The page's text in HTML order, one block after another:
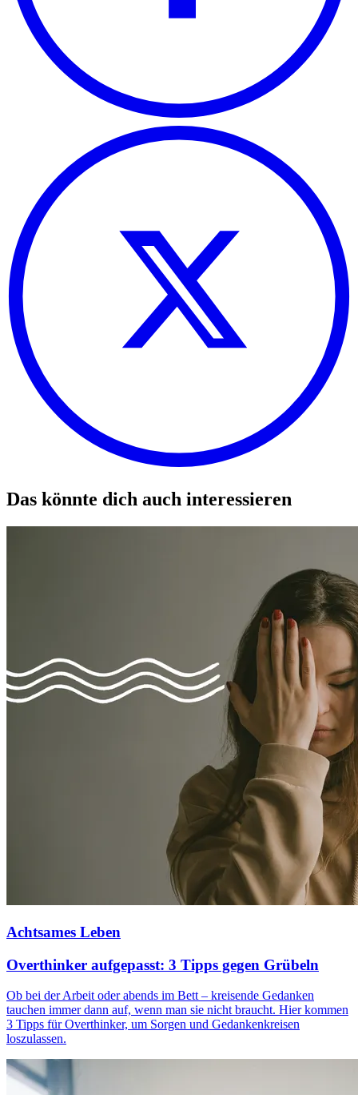
Das könnte dich auch interessieren
Achtsames Leben
Overthinker aufgepasst: 3 Tipps gegen Grübeln
Ob bei der Arbeit oder abends im Bett – kreisende Gedanken
tauchen immer dann auf, wenn man sie nicht braucht. Hier kommen
3 Tipps für Overthinker, um Sorgen und Gedankenkreisen
loszulassen.